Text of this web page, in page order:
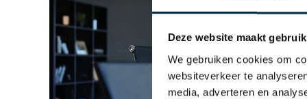
Deze website maakt
We gebruiken cookies om
websiteverkeer te
media, adverteren en